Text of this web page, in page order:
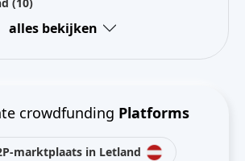
alles bekijken
crowdfunding Platforms
marktplaats in Letland